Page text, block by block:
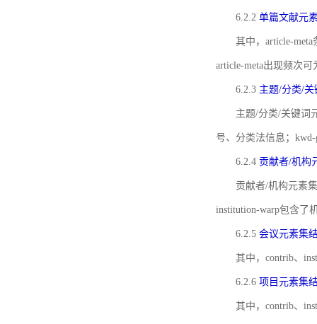
6.2.2 单篇文献元
其中，article-
article-meta出现频次可
6.2.3 主题/分类/
主题/分类/关键词
号、分类法信息；
6.2.4 贡献者/机构
贡献者/机构元素
institution-warp包含了
6.2.5 会议元素集
其中，contrib、
6.2.6 项目元素集
其中，contrib、